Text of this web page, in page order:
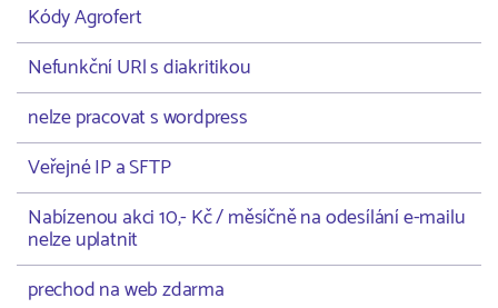
Kódy Agrofert
Nefunkční URl s diakritikou
nelze pracovat s wordpress
Veřejné IP a SFTP
Nabízenou akci 10,- Kč / měsíčně na odesílání e-mailu
nelze uplatnit
prechod na web zdarma